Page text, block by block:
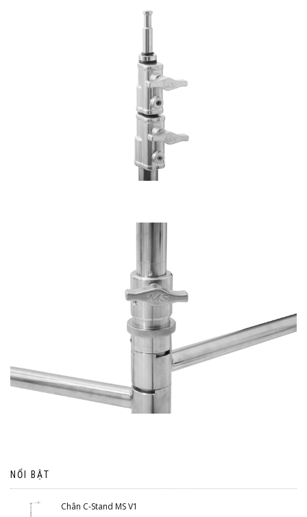
NỔI BẬT
Chân C-Stand MS V1